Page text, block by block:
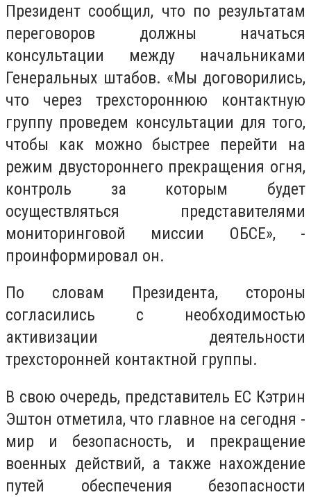
Президент сообщил, что по результатам
переговоров должны начаться
консультации между начальниками
Генеральных штабов. «Мы договорились,
что через трехстороннюю контактную
группу проведем консультации для того,
чтобы как можно быстрее перейти на
режим двустороннего прекращения огня,
контроль за которым будет
осуществляться представителями
мониторинговой миссии ОБСЕ», -
проинформировал он.
По словам Президента, стороны
согласились с необходимостью
активизации деятельности
трехсторонней контактной группы.
В свою очередь, представитель ЕС Кэтрин
Эштон отметила, что главное на сегодня -
мир и безопасность, и прекращение
военных действий, а также нахождение
путей обеспечения безопасности